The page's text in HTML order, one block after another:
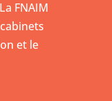
FNAIM
et le